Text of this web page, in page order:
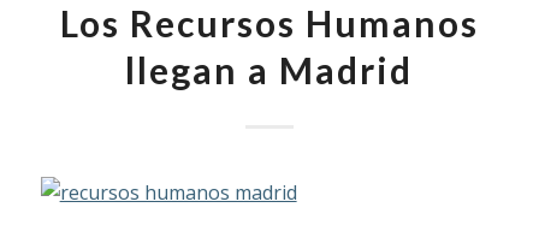
Los Recursos Humanos
llegan a Madrid